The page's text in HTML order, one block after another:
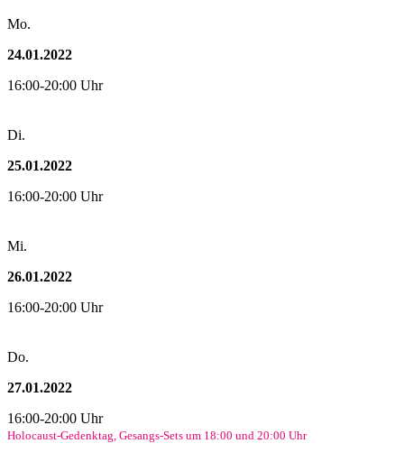
Mo.
24.01.2022
16:00-20:00 Uhr
Di.
25.01.2022
16:00-20:00 Uhr
Mi.
26.01.2022
16:00-20:00 Uhr
Do.
27.01.2022
16:00-20:00 Uhr
Holocaust-Gedenktag, Gesangs-Sets um 18:00 und 20:00 Uhr